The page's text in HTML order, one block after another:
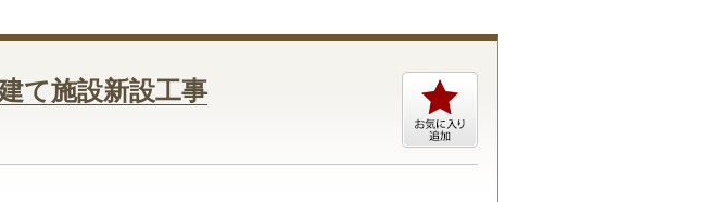
て施設新設工事